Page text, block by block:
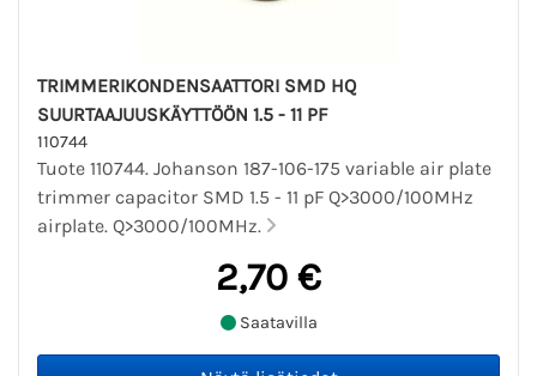
TRIMMERIKONDENSAATTORI SMD HQ
SUURTAAJUUSKÄYTTÖÖN 1.5 - 11 PF
110744
Tuote 110744. Johanson 187-106-175 variable air plate
trimmer capacitor SMD 1.5 - 11 pF Q>3000/100MHz
airplate. Q>3000/100MHz.
2,70 €
Saatavilla